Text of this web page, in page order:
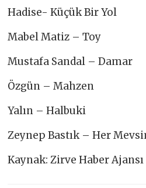
Hadise- Küçük Bir Yol
Mabel Matiz – Toy
Mustafa Sandal – Damar
Özgün – Mahzen
Yalın – Halbuki
Zeynep Bastık – Her
Kaynak: Zirve Haber